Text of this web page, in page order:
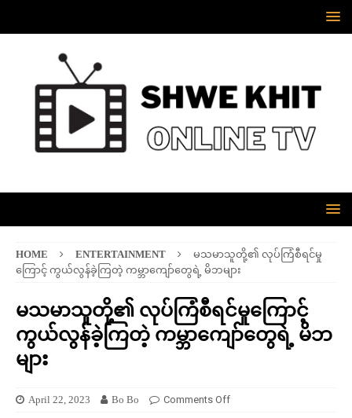
HOME ENTERTAINMENT
မသမာသူတို့၏ လုပ်ကြံစီရင်မှု
ကြောင့် ကွယ်လွန်ခဲ့ကြတဲ့ ကမ္ဘာကျော်တွေရဲ့ မိဘများ
မသမာသူတို့၏ လုပ်ကြံစီရင်မှုကြောင့်
ကွယ်လွန်ခဲ့ကြတဲ့ ကမ္ဘာကျော်တွေရဲ့ မိဘ
များ
April 22, 2023 Bo Bo Comments Off